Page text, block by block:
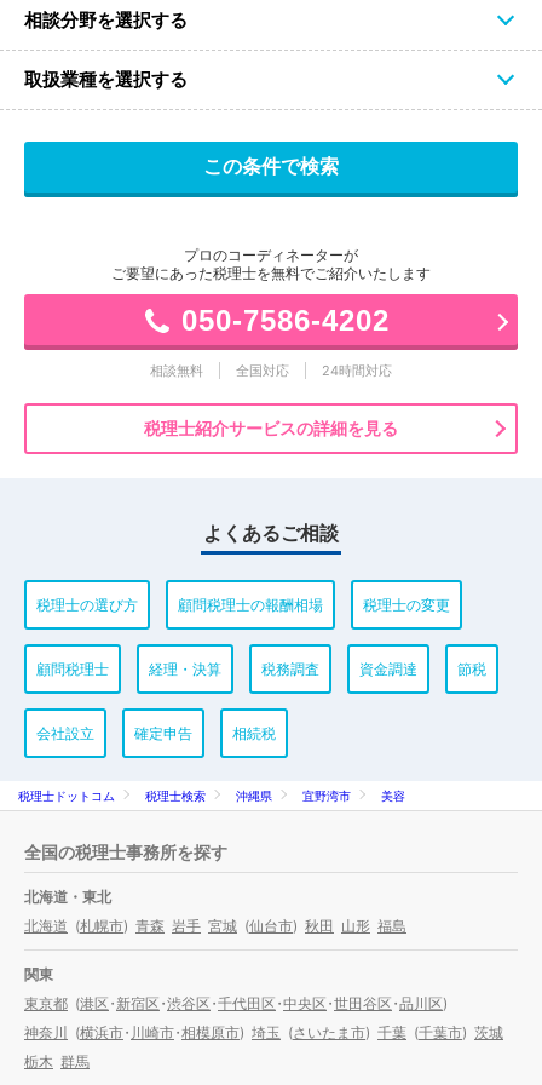
相談分野を選択する
取扱業種を選択する
プロのコーディネーターが
ご要望にあった税理士を無料でご紹介いたします
050-7586-4202
相談無料 全国対応 24時間対応
税理士紹介サービスの詳細を見る
よくあるご相談
税理士の選び方 顧問税理士の報酬相場 税理士の変更
顧問税理士 経理・決算 税務調査 資金調達 節税
会社設立 確定申告 相続税
税理士ドットコム 税理士検索 沖縄県 宜野湾市 美容
全国の税理士事務所を探す
北海道・東北
北海道 (札幌市) 青森 岩手 宮城 (仙台市) 秋田 山形 福島
関東
東京都 (港区・新宿区・渋谷区・千代田区・中央区・世田谷区・品川区)
神奈川
(横浜市・ 川崎市・相模原市) 埼玉 (さいたま市) 千葉 (千葉市) 茨城
栃木 群馬